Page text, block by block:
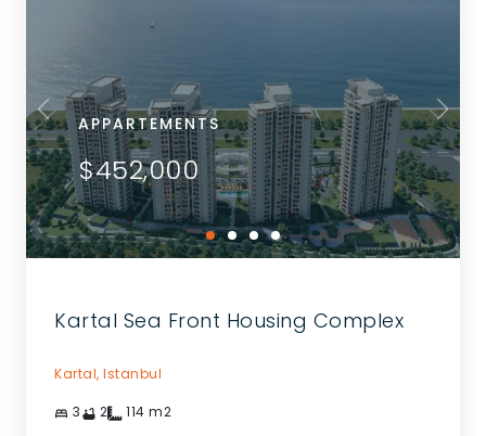
APPARTEMENTS
$452,000
Kartal Sea Front Housing Complex
Kartal, Istanbul
3 2 114 m2